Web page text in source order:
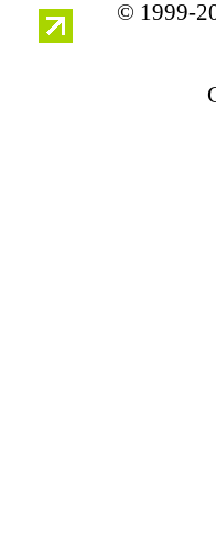
© 1999-